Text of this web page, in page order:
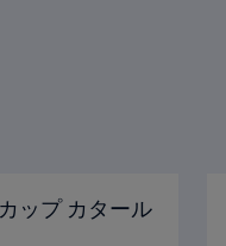
ップ カタール